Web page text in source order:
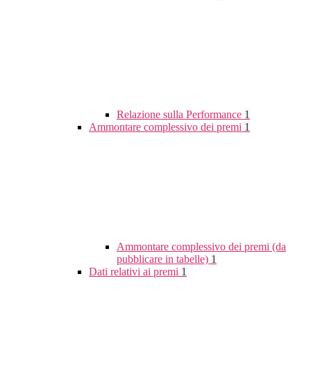
Relazione sulla Performance 1
Ammontare complessivo dei premi 1
Ammontare complessivo dei premi (da
pubblicare in tabelle) 1
Dati relativi ai premi 1